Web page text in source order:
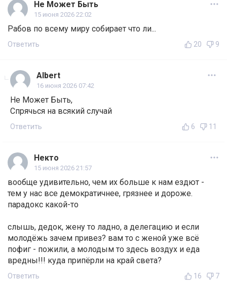
Не Может Быть
15 июня 2026 22:02
Рабов по всему миру собирает что ли...
Ответить 20 9
Albert
16 июня 2026 07:42
Не Может Быть,
Спрячься на всякий случай
Ответить 6 11
Некто
15 июня 2026 21:57
вообще удивительно, чем их больше к нам ездют -
тем у нас все демократичнее, грязнее и дороже.
парадокс какой-то
слышь, дедок, жену то ладно, а делегацию и если
молодёжь зачем привез? вам то с женой уже всё
пофиг - пожили, а молодым то здесь воздух и еда
вредны!!! куда припёрли на край света?
Ответить 16 7